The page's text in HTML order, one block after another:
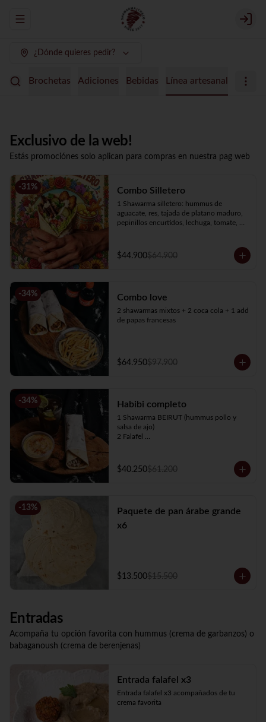
Abrir menu de navegación Login
¿Dónde quieres pedir?
Brochetas Adiciones Bebidas Línea artesanal
Exclusivo de la web!
Estás promociónes solo aplican para compras en nuestra pag web
-31% Combo Silletero
1 Shawarma silletero: hummus de
aguacate, res, tajada de platano maduro,
pepinillos encurtidos, lechuga, tomate,
$44.900$64.900
-34% Combo love
2 shawarmas mixtos + 2 coca cola + 1 add
de papas francesas
$64.950$97.900
-34% Habibi completo
1 Shawarma BEIRUT (hummus pollo y
salsa de ajo)
2 Falafel
$40.250$61.200
-13%
Paquete de pan árabe grande
x6
$13.500$15.500
Entradas
Acompaña tu opción favorita con hummus (crema de garbanzos) o
babaganoush (crema de berenjenas)
Entrada falafel x3
Entrada falafel x3 acompañados de tu
crema favorita